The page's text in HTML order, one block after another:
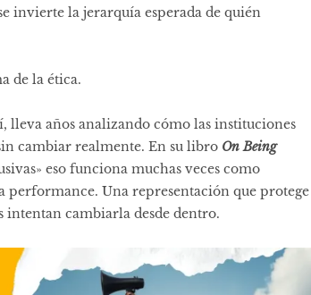
invierte la jerarquía esperada de quién
de la ética.
años analizando cómo las instituciones
cambiar realmente. En su libro On Being
eso funciona muchas veces como
performance. Una representación que protege
cambiarla desde dentro.